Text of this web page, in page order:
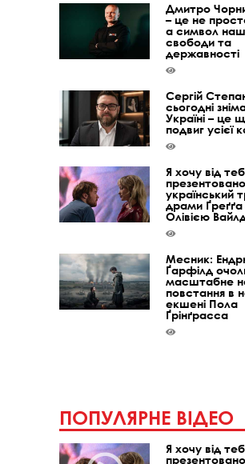
Дмитро
– це не
а символ
свободи та
державності
Сергій
сьогодні
Україні – це
подвиг усієї
Я хочу від
презентовано
український
драми Ґреґґа
Олівією
Месник:
Ґарфілд
масштабне
повстання в
екшені Пола
Ґрінґрасса
ПОПУЛЯРНЕ ВІДЕО
Я хочу від
презентовано